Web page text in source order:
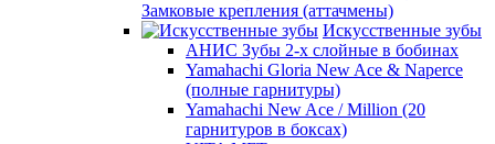
Замковые крепления (аттачмены)
Искусственные зубы
АНИС Зубы 2-х слойные в бобинах
Yamahachi Gloria New Ace & Naperce
(полные гарнитуры)
Yamahachi New Ace / Million (20
гарнитуров в боксах)